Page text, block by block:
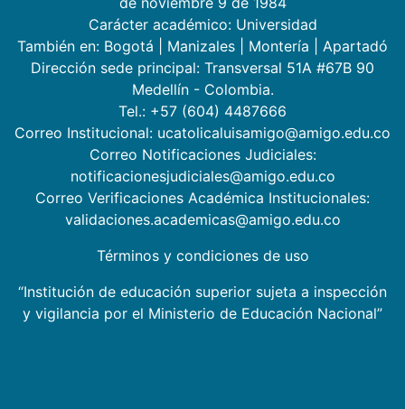
Carácter académico: Universidad
También en: Bogotá Manizales Montería
Apartadó
Dirección sede principal: Transversal 51A #67B 90
Medellín - Colombia.
Tel.: +57 (604) 4487666
Correo Institucional: ucatolicaluisamigo@amigo.edu.co
Correo Notificaciones Judiciales:
notificacionesjudiciales@amigo.edu.co
Correo Verificaciones Académica Institucionales:
validaciones.academicas@amigo.edu.co
Términos y condiciones de uso
“Institución de educación superior sujeta a inspección
y vigilancia por el Ministerio de Educación Nacional”